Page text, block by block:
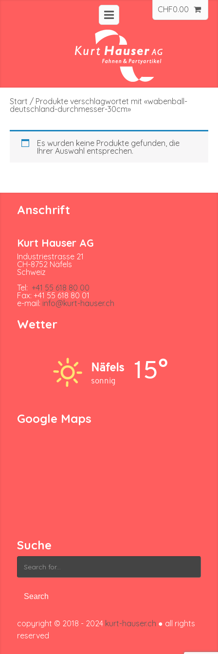
CHF0.00
Start / Produkte verschlagwortet mit «wabenball-
deutschland-durchmesser-30cm»
Es wurden keine Produkte gefunden, die
Ihrer Auswahl entsprechen.
Anschrift
Kurt Hauser AG
Industriestrasse 21
CH-8752 Näfels
Schweiz
Tel: +41 55 618 80 00
Fax: +41 55 618 80 01
e-mail: info@kurt-hauser.ch
Wetter
Näfels
sonnig 15°
Google Maps
Suche
Search
for:
copyright © 2018 - 2024 kurt-hauser.ch ● all rights
reserved